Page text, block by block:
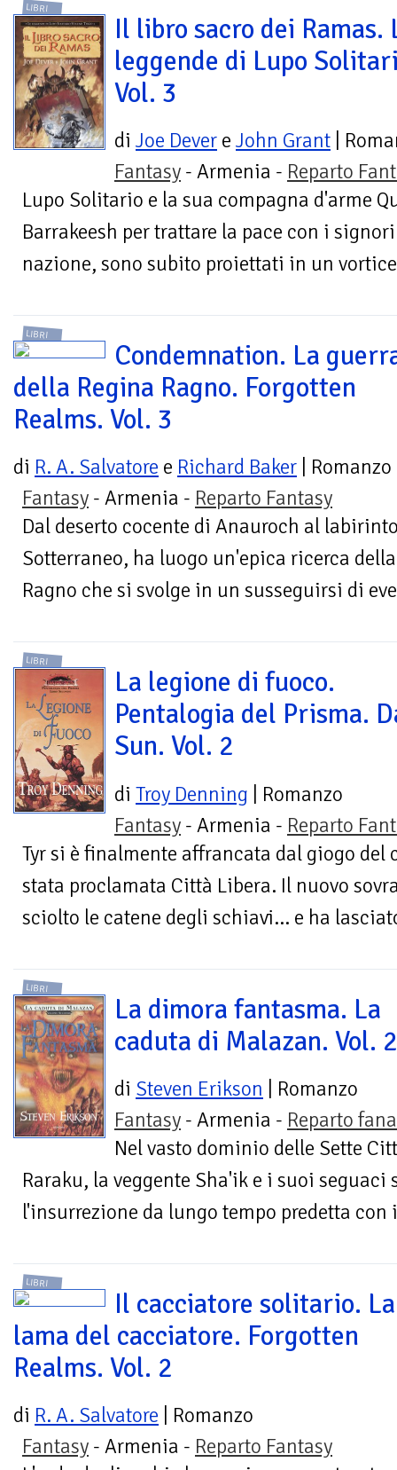
LIBRI
Il libro sacro dei Ramas.
leggende di Lupo
Vol. 3
di Joe Dever e John Grant |
Fantasy - Armenia - Reparto
Lupo Solitario e la sua compagna d'arme
Barrakeesh per trattare la pace con i
nazione, sono subito proiettati in un
LIBRI
Condemnation. La
della Regina Ragno. Forgotten
Realms. Vol. 3
di R. A. Salvatore e Richard Baker | Romanzo
Fantasy - Armenia - Reparto Fantasy
Dal deserto cocente di Anauroch al
Sotterraneo, ha luogo un'epica ricerca
Ragno che si svolge in un susseguirsi di
LIBRI
La legione di fuoco.
Pentalogia del Prisma.
Sun. Vol. 2
di Troy Denning | Romanzo
Fantasy - Armenia - Reparto
Tyr si è finalmente affrancata dal giogo del
stata proclamata Città Libera. Il nuovo
sciolto le catene degli schiavi... e ha
LIBRI
La dimora fantasma. La
caduta di Malazan. Vol. 2
di Steven Erikson | Romanzo
Fantasy - Armenia - Reparto
Nel vasto dominio delle Sette
Raraku, la veggente Sha'ik e i suoi
l'insurrezione da lungo tempo predetta
LIBRI
Il cacciatore solitario. La
lama del cacciatore. Forgotten
Realms. Vol. 2
di R. A. Salvatore | Romanzo
Fantasy - Armenia - Reparto Fantasy